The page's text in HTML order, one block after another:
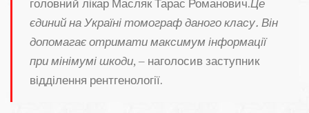
головний лікар Масляк Тарас Романович.Це
єдиний на Україні томограф даного класу. Він
допомагає отримати максимум інформації
при мінімумі шкоди, – наголосив заступник
відділення рентгенології.